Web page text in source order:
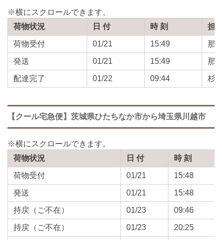
荷物状況 日 付 時 刻 担
荷物受付 01/21 15:49 那
発送 01/21 15:49 那
配達完了 01/22 09:44 杉
【クール宅急便】茨城県ひたちなか市から埼玉県川越市
荷物状況 日 付 時 刻
荷物受付 01/21 15:48
発送 01/21 15:48
持戻（ご不在） 01/23 09:46
持戻（ご不在） 01/23 20:25